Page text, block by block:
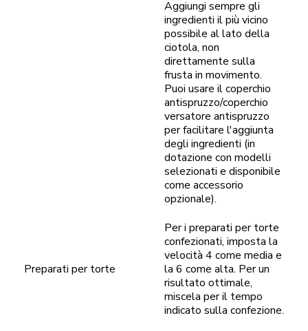
Aggiungi sempre gli
ingredienti il più vicino
possibile al lato della
ciotola, non
direttamente sulla
frusta in movimento.
Puoi usare il coperchio
antispruzzo/coperchio
versatore antispruzzo
per facilitare l'aggiunta
degli ingredienti (in
dotazione con modelli
selezionati e disponibile
come accessorio
opzionale).
Preparati per torte
Per i preparati per torte
confezionati, imposta la
velocità 4 come media e
la 6 come alta. Per un
risultato ottimale,
miscela per il tempo
indicato sulla confezione.